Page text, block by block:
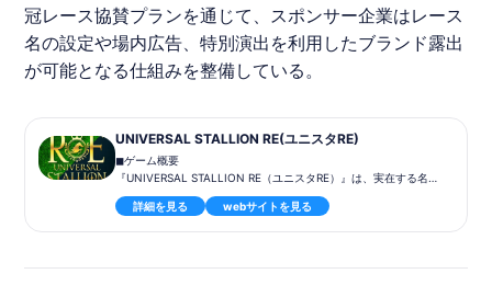
冠レース協賛プランを通じて、 スポンサー企業はレース
名の設定や場内広告、特別演出を利用したブランド露出
が可能となる仕組みを整備している。
UNIVERSAL STALLION RE(ユニスタRE)
◼︎ゲーム概要
『UNIVERSAL STALLION RE（ユニスタRE）』は、実在する名馬
を自分好みに育成し、世界で唯一無二の競走馬を作り上げること
ができる競馬シミュレーションゲームです。プレイヤーは育てた
競走馬をレースに出走させ、ポイントや報酬を獲得する一方、他
マーケット取引など、多彩なコンテンツを楽しむことができま
詳細を見る webサイトを見る